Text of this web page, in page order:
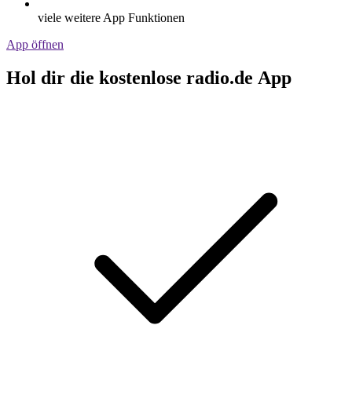
viele weitere App Funktionen
App öffnen
Hol dir die kostenlose radio.de App